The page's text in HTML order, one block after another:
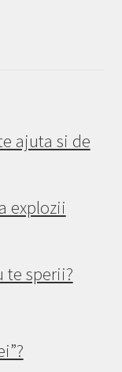
ajuta si de
explozii
te sperii?